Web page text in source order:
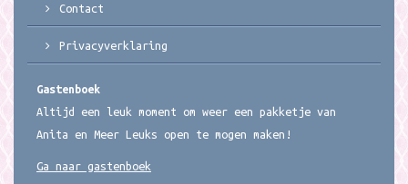
Contact
Privacyverklaring
Gastenboek
Altijd een leuk moment om weer een pakketje van
Anita en Meer Leuks open te mogen maken!
Ga naar gastenboek